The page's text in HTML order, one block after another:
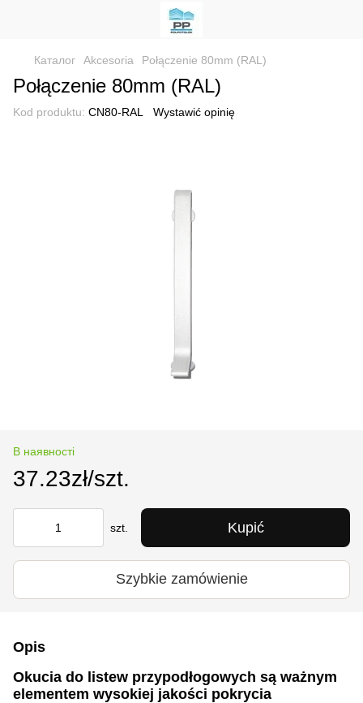
Каталог Akcesoria Połączenie 80mm (RAL)
Połączenie 80mm (RAL)
Kod produktu: CN80-RAL Wystawić opinię
В наявності
37.23zł/szt.
szt. Kupić
Szybkie zamówienie
Opis
Okucia do listew przypodłogowych są ważnym
elementem wysokiej jakości pokrycia